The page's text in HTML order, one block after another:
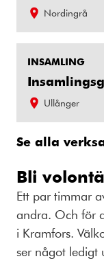
Nordingrå
INSAMLING
Ullånger
Se alla
Bli
Ett par timmar
andra. Och för
i Kramfors.
ser något ledigt